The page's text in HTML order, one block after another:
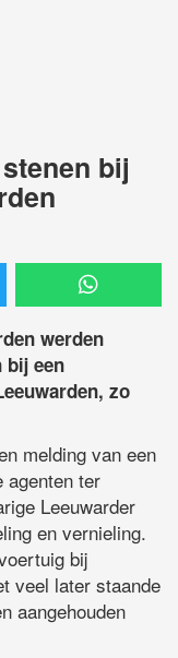
bij
werden
bij een
zo
melding van een
agenten ter
Leeuwarder
en vernieling.
bij
veel later staande
aangehouden